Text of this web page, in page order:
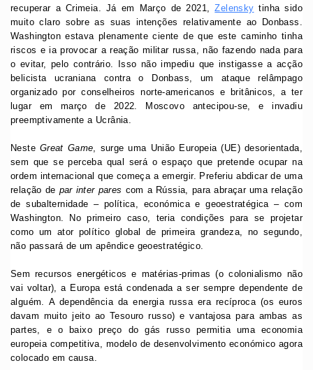
recuperar a Crimeia. Já em Março de 2021,Zelensky tinha sido
muito claro sobre as suas intenções relativamente ao Donbass.
Washington estava plenamente ciente de que este caminho tinha
riscos e ia provocar a reação militar russa, não fazendo nada para
o evitar, pelo contrário. Isso não impediu que instigasse a acção
belicista ucraniana contra o Donbass, um ataque relâmpago
organizado por conselheiros norte-americanos e britânicos, a ter
lugar em março de 2022. Moscovo antecipou-se, e invadiu
preemptivamente a Ucrânia.
Neste Great Game , surge uma União Europeia (UE) desorientada,
sem que se perceba qual será o espaço que pretende ocupar na
ordem internacional que começa a emergir. Preferiu abdicar de uma
relação de par inter pares com a Rússia, para abraçar uma relação
de subalternidade – política, económica e geoestratégica – com
Washington. No primeiro caso, teria condições para se projetar
como um ator político global de primeira grandeza, no segundo,
não passará de um apêndice geoestratégico.
Sem recursos energéticos e matérias-primas (o colonialismo não
vai voltar), a Europa está condenada a ser sempre dependente de
alguém. A dependência da energia russa era recíproca (os euros
davam muito jeito ao Tesouro russo) e vantajosa para ambas as
partes, e o baixo preço do gás russo permitia uma economia
europeia competitiva, modelo de desenvolvimento económico agora
colocado em causa.